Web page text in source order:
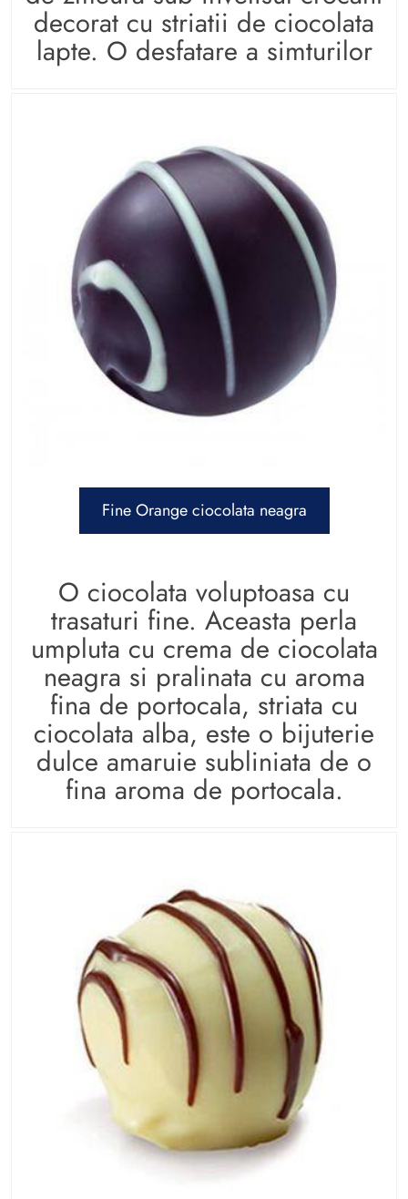
decorat cu striatii de ciocolata
lapte. O desfatare a simturilor
Fine Orange ciocolata neagra
O ciocolata voluptoasa cu
trasaturi fine. Aceasta perla
umpluta cu crema de ciocolata
neagra si pralinata cu aroma
fina de portocala, striata cu
ciocolata alba, este o bijuterie
dulce amaruie subliniata de o
fina aroma de portocala.